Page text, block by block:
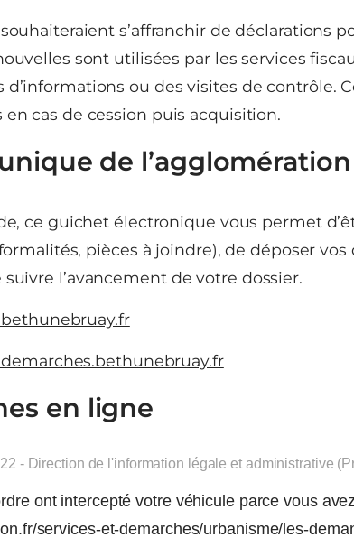
s’affranchir de déclarations
sont utilisées par les services
d’informations ou des visites de contrôle.
cas de cession puis acquisition.
de l’agglomération
ce guichet électronique vous permet
pièces à joindre), de déposer
l’avancement de votre dossier.
en ligne
- Direction de l'information légale et administrative
ont intercepté votre véhicule parce vous
services-et-demarches/urbanisme/les-